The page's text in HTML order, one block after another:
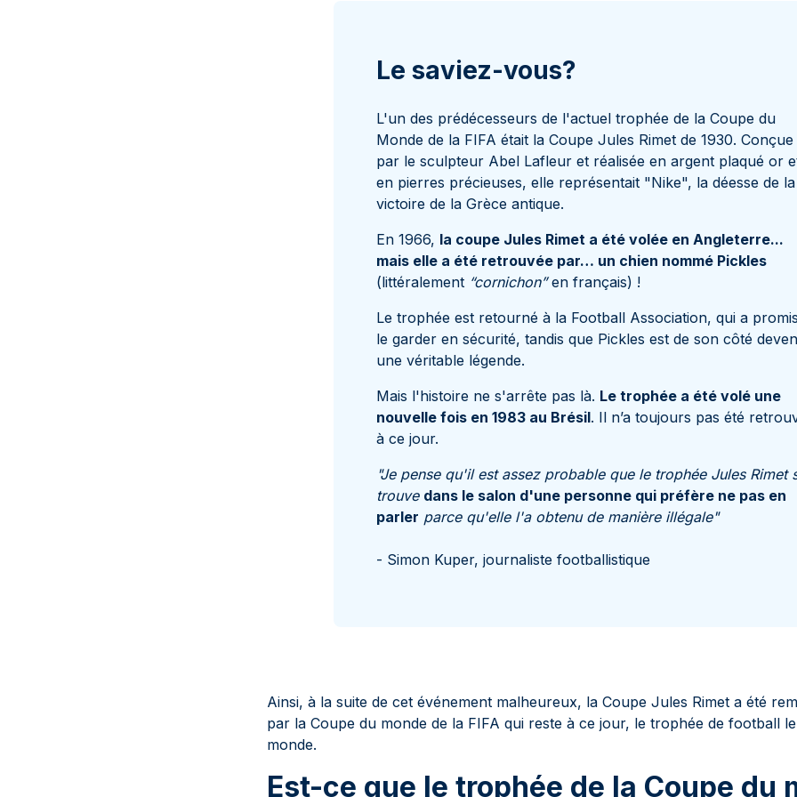
Le saviez-vous?
L'un des prédécesseurs de l'actuel trophée de la Coupe du
Monde de la FIFA était la Coupe Jules Rimet de 1930. Conçue
par le sculpteur Abel Lafleur et réalisée en argent plaqué or
en pierres précieuses, elle représentait "Nike", la déesse de la
victoire de la Grèce antique.
En 1966, la coupe Jules Rimet a été volée en Angleterre...
mais elle a été retrouvée par… un chien nommé Pickles
(littéralement “cornichon”en français) !
Le trophée est retourné à la Football Association, qui a
le garder en sécurité, tandis que Pickles est de son côté
une véritable légende.
Mais l'histoire ne s'arrête pas là. Le trophée a été volé une
nouvelle fois en 1983 au Brésil. Il n’a toujours pas été
à ce jour.
"Je pense qu'il est assez probable que le trophée Jules Rimet
trouve dans le salon d'une personne qui préfère ne pas en
parler parce qu'elle l'a obtenu de manière illégale"
- Simon Kuper, journaliste footballistique
Ainsi, à la suite de cet événement malheureux, la Coupe Jules Rimet a été
par la Coupe du monde de la FIFA qui reste à ce jour, le trophée de football
monde.
Est-ce que le trophée de la Coupe du